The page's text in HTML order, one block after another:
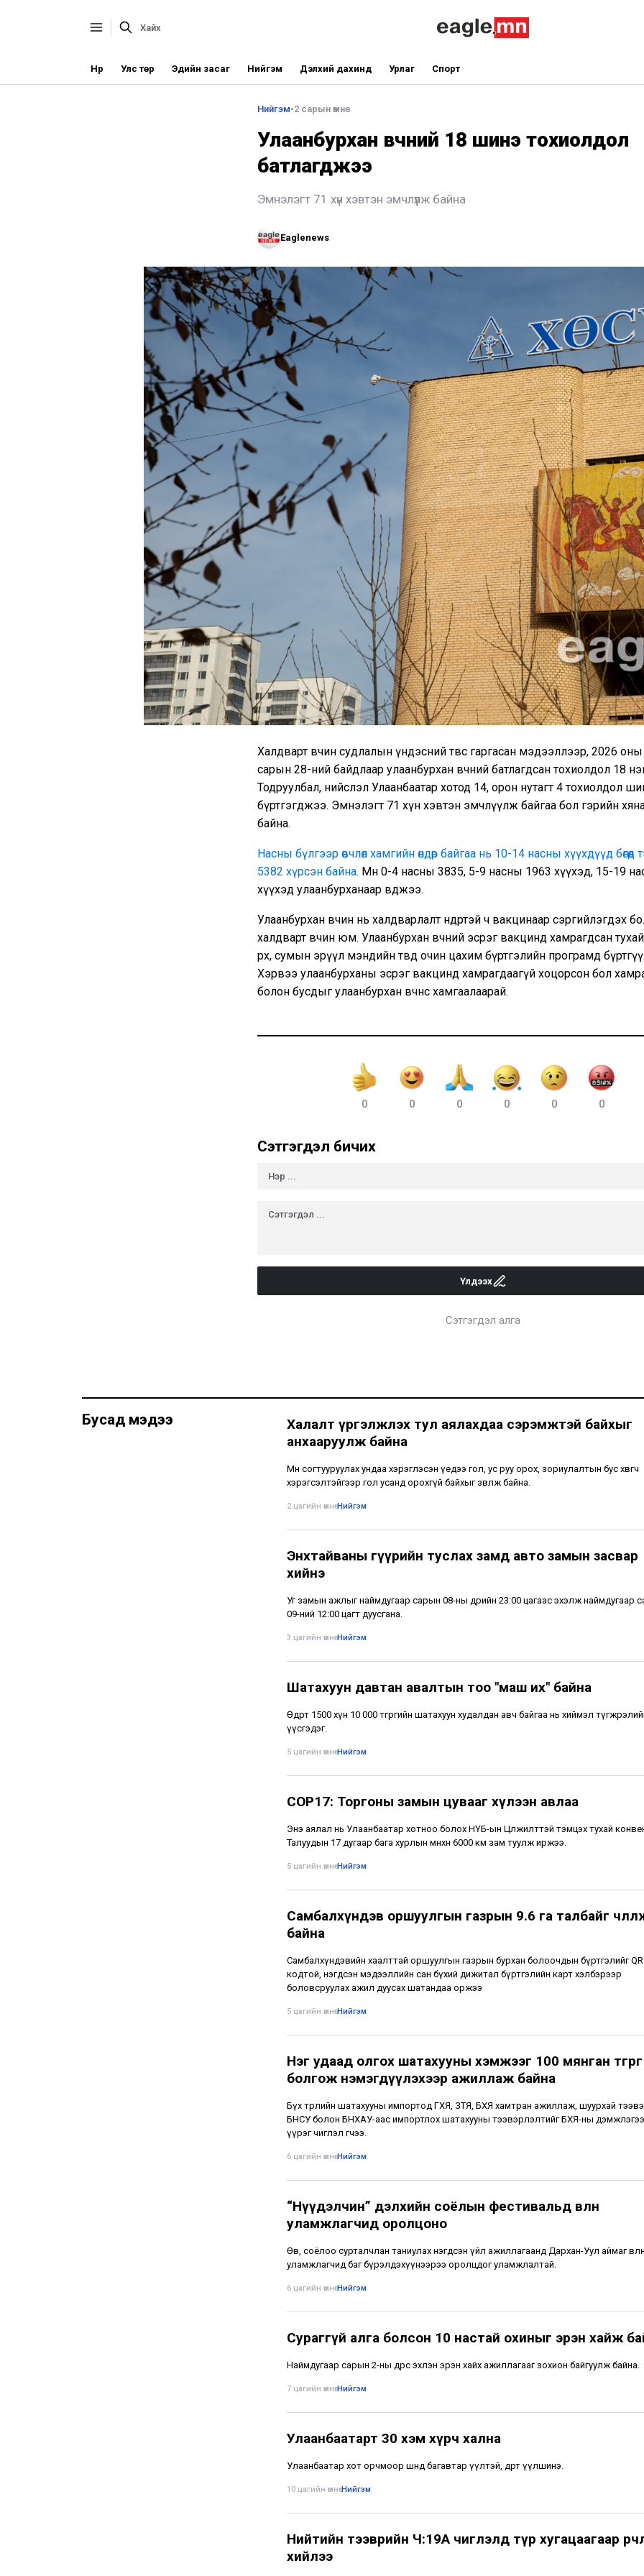
Нүүр Улс төр Эдийн засаг Нийгэм Дэлхий дахинд Урлаг Спорт
Нийгэм•2 сарын өмнө
Улаанбурхан өвчний 18 шинэ тохиолдол
батлагджээ
Эмнэлэгт 71 хүн хэвтэн эмчлүүлж байна
Eaglenews
Халдварт өвчин судлалын үндэсний төвөөс гаргасан мэдээллээр, 2026
сарын 28-ний байдлаар улаанбурхан өвчний батлагдсан тохиолдол 18
Тодруулбал, нийслэл Улаанбаатар хотод 14, орон нутагт 4 тохиолдол
бүртгэгджээ. Эмнэлэгт 71 хүн хэвтэн эмчлүүлж байгаа бол гэрийн
байна.
Насны бүлгээр өвчлөл хамгийн өндөр байгаа нь 10-14 насны хүүхдүүд бөгөөд
5382 хүрсэн байна. Мөн 0-4 насны 3835, 5-9 насны 1963 хүүхэд, 15-19
хүүхэд улаанбурханаар өвджээ.
Улаанбурхан өвчин нь халдварлалт өндөртэй ч вакцинаар сэргийлэгдэх
халдварт өвчин юм. Улаанбурхан өвчний эсрэг вакцинд хамрагдсан
өрх, сумын эрүүл мэндийн төвдөө очин цахим бүртгэлийн програмд
Хэрвээ улаанбурханы эсрэг вакцинд хамрагдаагүй хоцорсон бол
болон бусдыг улаанбурхан өвчнөөс хамгаалаарай.
0 0 0 0 0 0
Сэтгэгдэл бичих
Үлдээх
Сэтгэгдэл алга
Бусад мэдээ
Халалт үргэлжлэх тул аялахдаа сэрэмжтэй байхыг
анхааруулж байна
Мөн согтууруулах ундаа хэрэглэсэн үедээ гол, ус руу орох, зориулалтын бус хөвөгч
хэрэгсэлтэйгээр гол усанд орохгүй байхыг зөвлөж байна.
2 цагийн өмнө•Нийгэм
Энхтайваны гүүрийн туслах замд авто замын засвар
хийнэ
Уг замын ажлыг наймдугаар сарын 08-ны өдрийн 23:00 цагаас эхэлж наймдугаар
09-ний 12:00 цагт дуусгана.
3 цагийн өмнө•Нийгэм
Шатахуун давтан авалтын тоо "маш их" байна
Өдөрт 1500 хүн 10 000 төгрөгийн шатахуун худалдан авч байгаа нь хиймэл
үүсгэдэг.
5 цагийн өмнө•Нийгэм
COP17: Торгоны замын цувааг хүлээн авлаа
Энэ аялал нь Улаанбаатар хотноо болох НҮБ-ын Цөлжилттэй тэмцэх тухай
Талуудын 17 дугаар бага хурлын өмнөхөн 6000 км зам туулж иржээ.
5 цагийн өмнө•Нийгэм
Самбалхүндэв оршуулгын газрын 9.6 га талбайг
байна
Самбалхүндэвийн хаалттай оршуулгын газрын бурхан болоочдын бүртгэлийг QR
кодтой, нэгдсэн мэдээллийн сан бүхий дижитал бүртгэлийн карт хэлбэрээр
боловсруулах ажил дуусах шатандаа оржээ
5 цагийн өмнө•Нийгэм
Нэг удаад олгох шатахууны хэмжээг 100 мянган төгрөг
болгож нэмэгдүүлэхээр ажиллаж байна
Бүх төрлийн шатахууны импортод ГХЯ, ЗТЯ, БХЯ хамтран ажиллаж, шуурхай
БНСУ болон БНХАУ-аас импортлох шатахууны тээвэрлэлтийг БХЯ-ны
үүрэг чиглэл өгчээ.
6 цагийн өмнө•Нийгэм
“Нүүдэлчин” дэлхийн соёлын фестивальд өвлөн
уламжлагчид оролцоно
Өв, соёлоо сурталчлан таниулах нэгдсэн үйл ажиллагаанд Дархан-Уул аймаг өвлөн
уламжлагчид баг бүрэлдэхүүнээрээ оролцдог уламжлалтай.
6 цагийн өмнө•Нийгэм
Сураггүй алга болсон 10 настай охиныг эрэн хайж
Наймдугаар сарын 2-ны өдрөөс эхлэн эрэн хайх ажиллагааг зохион байгуулж байна.
7 цагийн өмнө•Нийгэм
Улаанбаатарт 30 хэм хүрч хална
Улаанбаатар хот орчмоор шөнөдөө багавтар үүлтэй, өдөртөө үүлшинэ.
10 цагийн өмнө•Нийгэм
Нийтийн тээврийн Ч:19А чиглэлд түр хугацаагаар
хийлээ